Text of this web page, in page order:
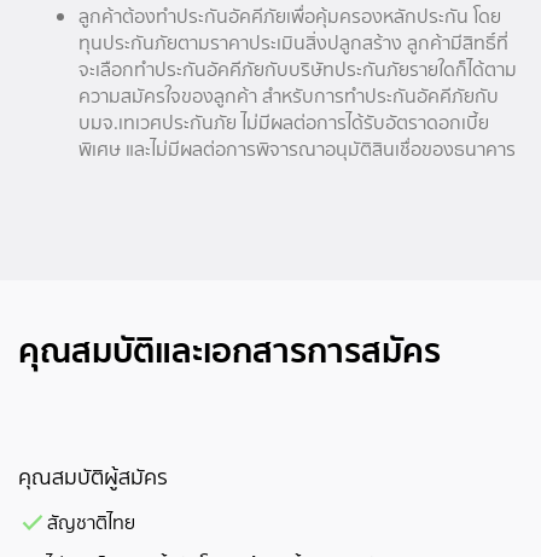
ลูกค้าต้องทำประกันอัคคีภัยเพื่อคุ้มครองหลักประกัน โดย
ทุนประกันภัยตามราคาประเมินสิ่งปลูกสร้าง ลูกค้ามีสิทธิ์ที่
จะเลือกทำประกันอัคคีภัยกับบริษัทประกันภัยรายใดก็ได้ตาม
ความสมัครใจของลูกค้า สำหรับการทำประกันอัคคีภัยกับ
บมจ.เทเวศประกันภัย ไม่มีผลต่อการได้รับอัตราดอกเบี้ย
พิเศษ และไม่มีผลต่อการพิจารณาอนุมัติสินเชื่อของธนาคาร
คุณสมบัติและเอกสารการสมัคร
คุณสมบัติผู้สมัคร
สัญชาติไทย